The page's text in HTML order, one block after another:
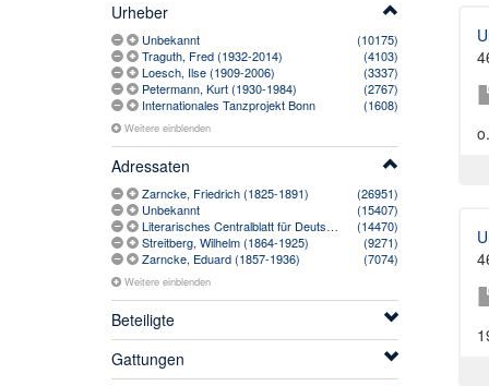
Urheber
Unbekannt
(10175)
Traguth, Fred (1932-2014)
(4103)
Loesch, Ilse (1909-2006)
(3337)
Petermann, Kurt (1930-1984)
(2767)
Internationales Tanzprojekt Bonn
(1608)
Weitere einblenden
Adressaten
Zarncke, Friedrich (1825-1891)
(26951)
Unbekannt
(15407)
Literarisches Centralblatt für Deutschland. Zeitschrift (1850-1944)
(14470)
Streitberg, Wilhelm (1864-1925)
(9271)
Zarncke, Eduard (1857-1936)
(7074)
Weitere einblenden
Beteiligte
Gattungen